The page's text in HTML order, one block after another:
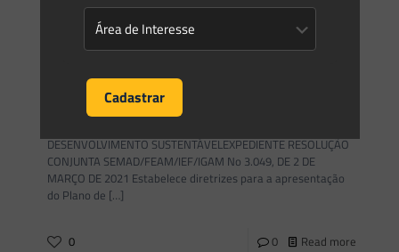
0 Read more
Novidades | Âmbito Estadual: Minas Gerais
DESENVOLVIMENTO SUSTENTÁVELEXPEDIENTE RESOLUÇÃO
CONJUNTA SEMAD/FEAM/IEF/IGAM No 3.049, DE 2 DE
MARÇO DE 2021 Estabelece diretrizes para a apresentação
do Plano de […]
0 0 Read more